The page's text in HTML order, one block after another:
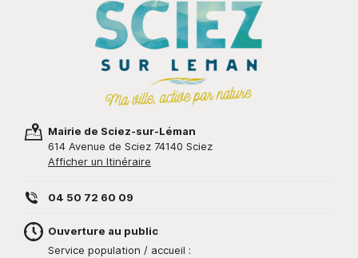
Mairie de Sciez-sur-Léman
614 Avenue de Sciez 74140 Sciez
Afficher un Itinéraire
04 50 72 60 09
Ouverture au public
Service population / accueil :